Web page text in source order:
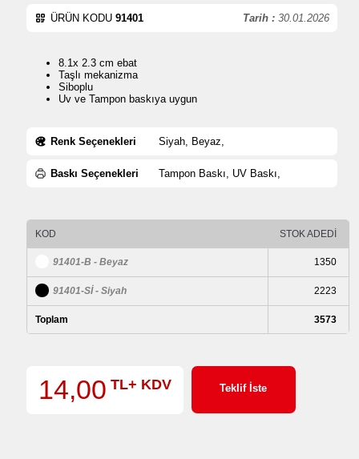
Tarih : 30.01.2026
ÜRÜN KODU 91401
8.1x 2.3 cm ebat
Taşlı mekanizma
Siboplu
Uv ve Tampon baskıya uygun
Renk Seçenekleri Siyah, Beyaz,
Baskı Seçenekleri Tampon Baskı, UV Baskı,
KOD STOK ADEDİ
91401-B - Beyaz 1350
91401-Sİ - Siyah 2223
Toplam 3573
14,00 TL+ KDV Teklif İste